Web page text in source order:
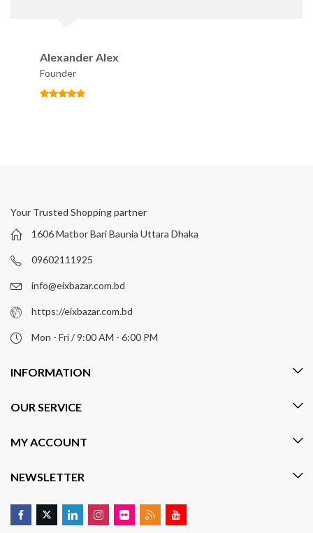
Alexander Alex
Founder
Your Trusted Shopping partner
1606 Matbor Bari Baunia Uttara Dhaka
09602111925
info@eixbazar.com.bd
https://eixbazar.com.bd
Mon - Fri / 9:00 AM - 6:00 PM
INFORMATION
OUR SERVICE
MY ACCOUNT
NEWSLETTER